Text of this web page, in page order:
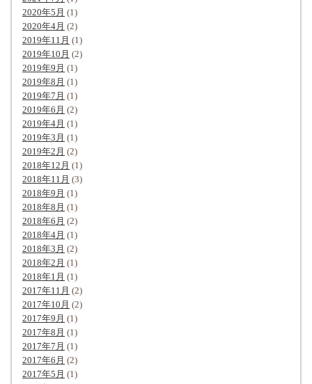
2020年5月 (1)
2020年4月 (2)
2019年11月 (1)
2019年10月 (2)
2019年9月 (1)
2019年8月 (1)
2019年7月 (1)
2019年6月 (2)
2019年4月 (1)
2019年3月 (1)
2019年2月 (2)
2018年12月 (1)
2018年11月 (3)
2018年9月 (1)
2018年8月 (1)
2018年6月 (2)
2018年4月 (1)
2018年3月 (2)
2018年2月 (1)
2018年1月 (1)
2017年11月 (2)
2017年10月 (2)
2017年9月 (1)
2017年8月 (1)
2017年7月 (1)
2017年6月 (2)
2017年5月 (1)